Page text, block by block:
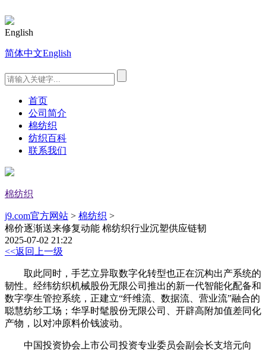
English
简体中文English
首页
公司简介
棉纺织
纺织百科
联系我们
棉纺织
j9.com官方网站 > 棉纺织 >
棉价逐渐送来修复动能 棉纺织行业沉塑供应链韧
2025-07-02 21:22
<<返回上一级
取此同时，手艺立异取数字化转型也正在沉构出产系统的
韧性。经纬纺织机械股份无限公司推出的新一代智能化配备和
数字孪生管控系统，正建立“纤维流、数据流、营业流”融合的
聪慧纺纱工场；华孚时髦股份无限公司、开辟高附加值差同化
产物，以对冲原料价钱波动。
中国投资协会上市公司投资专业委员会副会长支培元向